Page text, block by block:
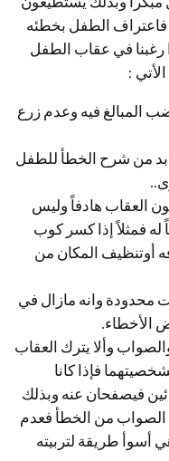
الطفل بخطئه
رغبنا في عقاب الطفل
‏:
المبالغ فيه وعدم زرع
من شرح الخطأ للطفل‏
العقاب هادفا‏ً وليس
له‏ فمثلاً إذا كسر كوب
أوتنظيف المكان من
محدودة‏‏ وانه مازال في
الأخطاء‏.‏
وألا يترك العقاب
فإذا كانا
فيصفحان عنه‏ ‏وبذلك
من الخطأ فعدم
أسوأ طريقة لتربيته